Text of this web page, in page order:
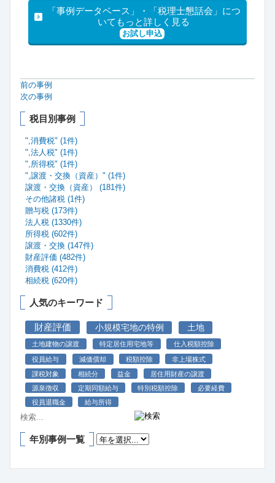
「事例データベース」・「税理士懇話会」につ
いてもっと詳しく見る
お試し申込
前の事例
次の事例
税目別事例
",消費税" (1件)
",法人税" (1件)
",所得税" (1件)
",譲渡・交換（資産）" (1件)
譲渡・交換（資産） (181件)
その他諸税 (1件)
贈与税 (173件)
法人税 (1330件)
所得税 (602件)
譲渡・交換 (147件)
財産評価 (482件)
消費税 (412件)
相続税 (620件)
人気のキーワード
財産評価 小規模宅地の特例 土地
土地建物の譲渡 特定居住用宅地等 仕入税額控除
役員給与 減価償却 税額控除
非上場株式
課税対象
相続分 益金
居住用財産の譲渡
源泉徴収
定期同額給与 特別税額控除
必要経費
役員退職金
給与所得
年別事例一覧